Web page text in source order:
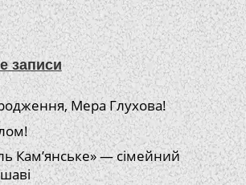
записи
Мера Глухова!
Кам’янське» — сімейний